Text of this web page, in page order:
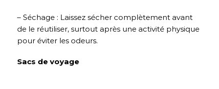
– Séchage : Laissez sécher complètement avant
de le réutiliser, surtout après une activité physique
pour éviter les odeurs.
Sacs de voyage